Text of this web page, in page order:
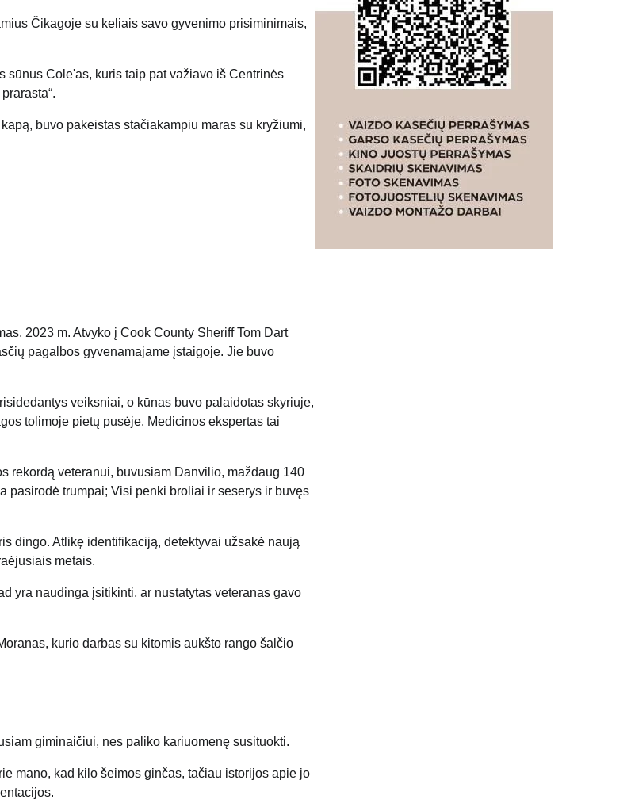
Čikagoje su keliais savo gyvenimo prisiminimais,
sūnus Cole'as, kuris taip pat važiavo iš Centrinės
buvo pakeistas stačiakampiu maras su kryžiumi,
2023 m. Atvyko į Cook County Sheriff Tom Dart
pagalbos gyvenamajame įstaigoje. Jie buvo
veiksniai, o kūnas buvo palaidotas skyriuje,
tolimoje pietų pusėje. Medicinos ekspertas tai
rekordą veteranui, buvusiam Danvilio, maždaug 140
pasirodė trumpai; Visi penki broliai ir seserys ir buvęs
dingo. Atlikę identifikaciją, detektyvai užsakė naują
metais.
yra naudinga įsitikinti, ar nustatytas veteranas gavo
kurio darbas su kitomis aukšto rango šalčio
giminaičiui, nes paliko kariuomenę susituokti.
mano, kad kilo šeimos ginčas, tačiau istorijos apie jo